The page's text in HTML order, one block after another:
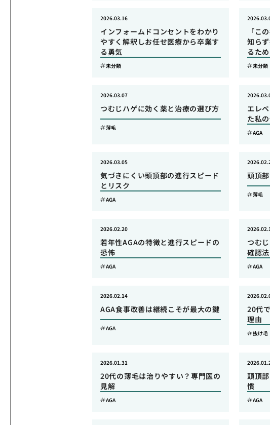
インフォームドコンセントをわかり
やすく解釈しお任せ医療から卒業す
る勇気
2026.03.16
未分類
「こ
知ら
るた
未分類
つむじハゲに効く薬と治療の選び方
2026.03.07
薄毛
エレ
た私
AGA
気づきにくい頭頂部の進行スピード
とリスク
2026.03.05
AGA
頭頂
薄毛
若年性AGAの特徴と進行スピードの
恐怖
2026.02.20
AGA
つむ
確認法
AGA
AGA食事改善は継続こそが最大の鍵
2026.02.14
AGA
20代
理由
抜け毛
20代の薄毛は治りやすい？専門医の
見解
2026.01.31
AGA
頭頂
慣
AGA